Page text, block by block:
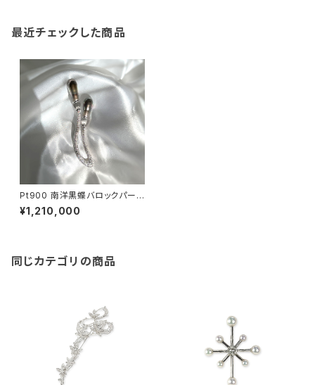
最近チェックした商品
Pt900 南洋黒蝶バロックパール
ダイヤモンド ブローチ
¥1,210,000
同じカテゴリの商品